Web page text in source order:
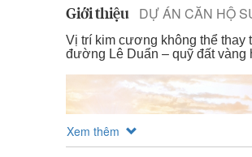
Giới thiệu DỰ ÁN CĂN HỘ
Vị trí kim cương không thể thay
đường Lê Duẩn – quỹ đất
Xem thêm